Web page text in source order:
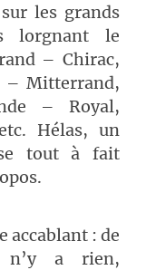
les grands
lorgnant le
– Chirac,
– Mitterrand,
– Royal,
Hélas, un
tout à fait
accablant : de
n’y a rien,